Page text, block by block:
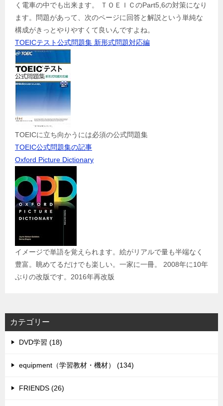
く電車の中でも出来ます。 ＴＯＥＩＣのPart5,6の対策になり
ます。問題があって、次のページに回答と解説という単純な
構成がきっとやりやすくて良いんですよね。
TOEICテスト公式問題集 新形式問題対応編
TOEICに立ち向かうには必須の公式問題集
TOEIC公式問題集の記事
Oxford Picture Dictionary
イメージで単語を覚えられます。絵がリアルで量も半端なく
豊富。眺めてるだけでも楽しい。一家に一冊。 2008年に10年
ぶりの改版です。2016年再改版
カテゴリー
DVD学習 (18)
equipment（学習教材・機材） (134)
FRIENDS (26)